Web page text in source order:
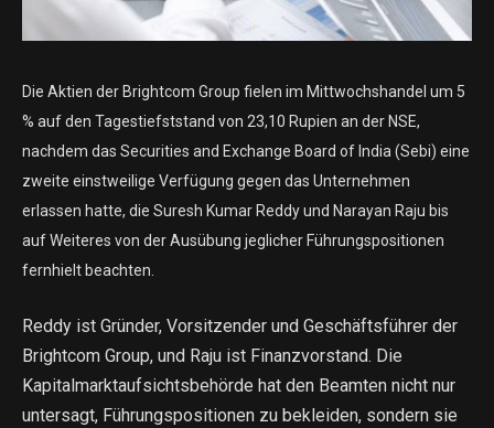
Die Aktien der Brightcom Group fielen im Mittwochshandel um 5
% auf den Tagestiefststand von 23,10 Rupien an der NSE,
nachdem das Securities and Exchange Board of India (Sebi) eine
zweite einstweilige Verfügung gegen das Unternehmen
erlassen hatte, die Suresh Kumar Reddy und Narayan Raju bis
auf Weiteres von der Ausübung jeglicher Führungspositionen
fernhielt beachten.
Reddy ist Gründer, Vorsitzender und Geschäftsführer der
Brightcom Group, und Raju ist Finanzvorstand. Die
Kapitalmarktaufsichtsbehörde hat den Beamten nicht nur
untersagt, Führungspositionen zu bekleiden, sondern sie